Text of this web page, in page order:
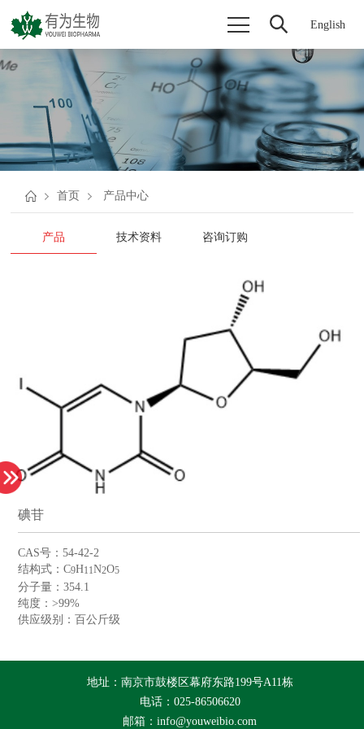
English
首页 产品中心
产品 技术资料 咨询订购
碘苷
CAS号：54-42-2
结构式：C9H11N2O5
分子量：354.1
纯度：>99%
供应级别：百公斤级
地址：南京市鼓楼区幕府东路199号A11栋
电话：025-86506620
邮箱：info@youweibio.com